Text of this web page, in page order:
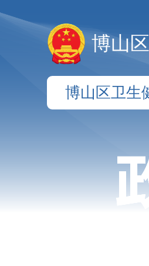
博山
博山区卫生